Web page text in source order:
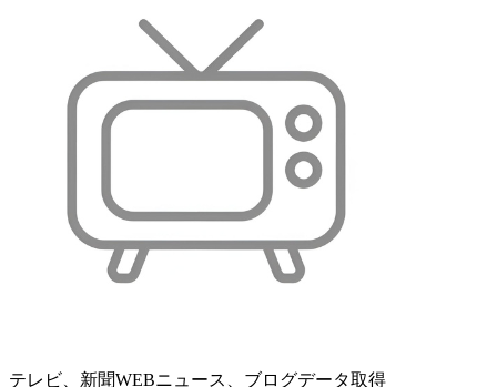
テレビ、新聞WEBニュース、ブログデータ取得